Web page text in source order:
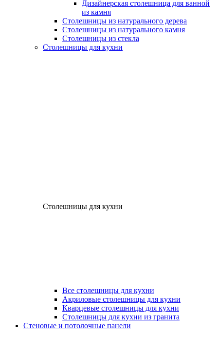
Дизайнерская столешница для ванной
из камня
Столешницы из натурального дерева
Столешницы из натурального камня
Столешницы из стекла
Столешницы для кухни
Столешницы для кухни
Все столешницы для кухни
Акриловые столешницы для кухни
Кварцевые столешницы для кухни
Столешницы для кухни из гранита
Стеновые и потолочные панели